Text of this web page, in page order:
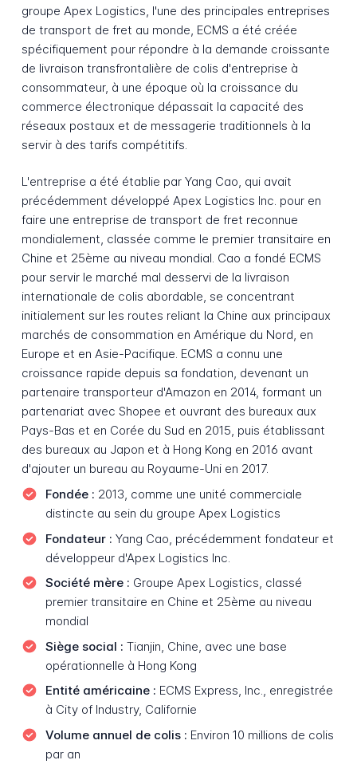
groupe Apex Logistics, l'une des principales entreprises
de transport de fret au monde, ECMS a été créée
spécifiquement pour répondre à la demande croissante
de livraison transfrontalière de colis d'entreprise à
consommateur, à une époque où la croissance du
commerce électronique dépassait la capacité des
réseaux postaux et de messagerie traditionnels à la
servir à des tarifs compétitifs.
L'entreprise a été établie par Yang Cao, qui avait
précédemment développé Apex Logistics Inc. pour en
faire une entreprise de transport de fret reconnue
mondialement, classée comme le premier transitaire en
Chine et 25ème au niveau mondial. Cao a fondé ECMS
pour servir le marché mal desservi de la livraison
internationale de colis abordable, se concentrant
initialement sur les routes reliant la Chine aux principaux
marchés de consommation en Amérique du Nord, en
Europe et en Asie-Pacifique. ECMS a connu une
croissance rapide depuis sa fondation, devenant un
partenaire transporteur d'Amazon en 2014, formant un
partenariat avec Shopee et ouvrant des bureaux aux
Pays-Bas et en Corée du Sud en 2015, puis établissant
des bureaux au Japon et à Hong Kong en 2016 avant
d'ajouter un bureau au Royaume-Uni en 2017.
Fondée : 2013, comme une unité commerciale
distincte au sein du groupe Apex Logistics
Fondateur : Yang Cao, précédemment fondateur et
développeur d'Apex Logistics Inc.
Société mère : Groupe Apex Logistics, classé
premier transitaire en Chine et 25ème au niveau
mondial
Siège social : Tianjin, Chine, avec une base
opérationnelle à Hong Kong
Entité américaine : ECMS Express, Inc., enregistrée
à City of Industry, Californie
Volume annuel de colis : Environ 10 millions de colis
par an